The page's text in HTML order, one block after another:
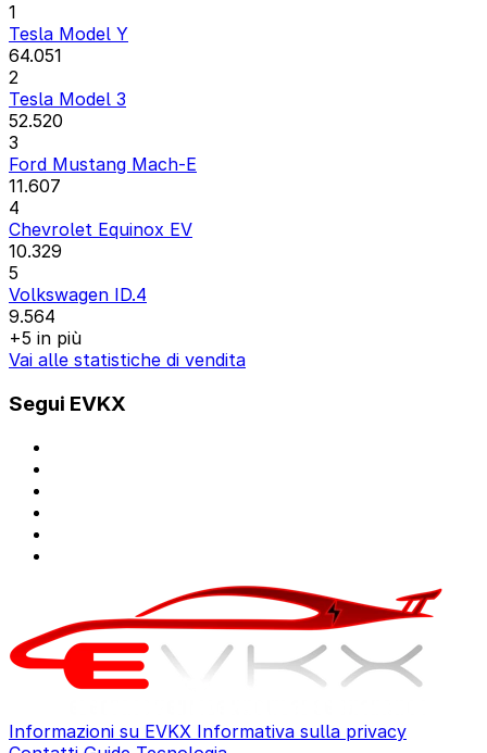
1
Tesla Model Y
64.051
2
Tesla Model 3
52.520
3
Ford Mustang Mach-E
11.607
4
Chevrolet Equinox EV
10.329
5
Volkswagen ID.4
9.564
+5 in più
Vai alle statistiche di vendita
Segui EVKX
Informazioni su EVKX Informativa sulla privacy